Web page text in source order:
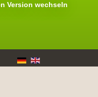
Version wechseln